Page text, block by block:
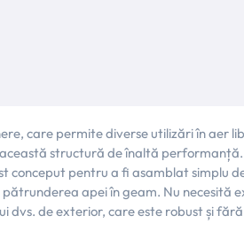
care permite diverse utilizări în aer
structură de înaltă
pentru a fi asamblat simplu
pătrunderea apei în geam. Nu necesită
dvs. de exterior, care este robust și